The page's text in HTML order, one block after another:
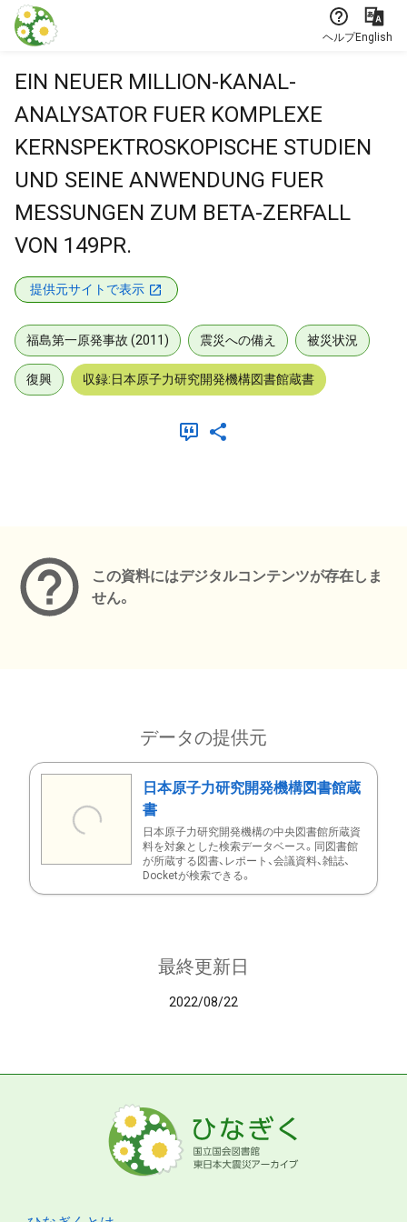
本文に飛ぶ
ヘルプEnglish
EIN NEUER MILLION-KANAL-
ANALYSATOR FUER KOMPLEXE
KERNSPEKTROSKOPISCHE STUDIEN
UND SEINE ANWENDUNG FUER
MESSUNGEN ZUM BETA-ZERFALL
VON 149PR.
提供元サイトで表示
福島第一原発事故 (2011) 震災への備え 被災状況
復興 収録:日本原子力研究開発機構図書館蔵書
この資料にはデジタルコンテンツが存在しま
せん。
データの提供元
日本原子力研究開発機構図書館蔵
書
日本原子力研究開発機構の中央図書館所蔵資
料を対象とした検索データベース。同図書館
が所蔵する図書、レポート、会議資料、雑誌、
Docketが検索できる。
最終更新日
2022/08/22